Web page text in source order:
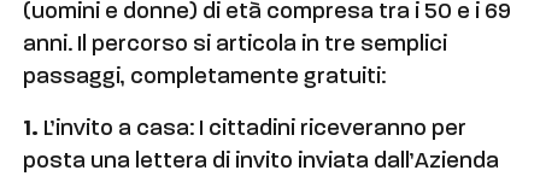
(uomini e donne) di età compresa tra i 50 e i 69
anni. Il percorso si articola in tre semplici
passaggi, completamente gratuiti:
1. L’invito a casa: I cittadini riceveranno per
posta una lettera di invito inviata dall’Azienda